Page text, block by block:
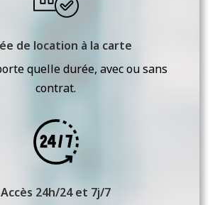
de location à la carte
quelle durée, avec ou sans
contrat.
Accès 24h/24 et 7j/7